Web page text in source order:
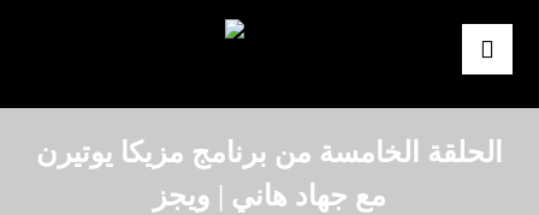
الحلقة الخامسة من برنامج مزيكا يوتيرن
مع جهاد هاني | ويجز